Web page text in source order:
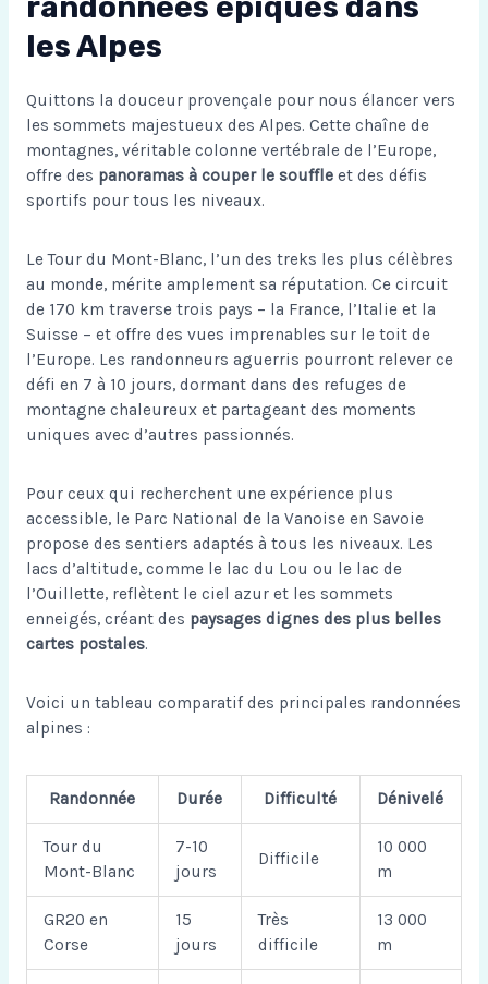
les Alpes
Quittons la douceur provençale pour nous élancer vers
les sommets majestueux des Alpes. Cette chaîne de
montagnes, véritable colonne vertébrale de l’Europe,
offre des panoramas à couper le souffleet des défis
sportifs pour tous les niveaux.
Le Tour du Mont-Blanc, l’un des treks les plus célèbres
au monde, mérite amplement sa réputation. Ce circuit
de 170 km traverse trois pays – la France, l’Italie et la
Suisse – et offre des vues imprenables sur le toit de
l’Europe. Les randonneurs aguerris pourront relever ce
défi en 7 à 10 jours, dormant dans des refuges de
montagne chaleureux et partageant des moments
uniques avec d’autres passionnés.
Pour ceux qui recherchent une expérience plus
accessible, le Parc National de la Vanoise en Savoie
propose des sentiers adaptés à tous les niveaux. Les
lacs d’altitude, comme le lac du Lou ou le lac de
l’Ouillette, reflètent le ciel azur et les sommets
enneigés, créant des paysages dignes des plus belles
cartes postales.
Voici un tableau comparatif des principales randonnées
alpines :
Randonnée Durée Difficulté Dénivelé
Tour du
Mont-Blanc
7-10
jours
Difficile
10 000
m
GR20 en
Corse
15
jours
Très
difficile
13 000
m